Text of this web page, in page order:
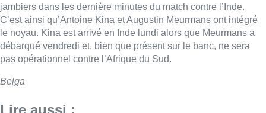
jambiers dans les dernière minutes du match contre l’Inde.
C’est ainsi qu’Antoine Kina et Augustin Meurmans ont intégré
le noyau. Kina est arrivé en Inde lundi alors que Meurmans a
débarqué vendredi et, bien que présent sur le banc, ne sera
pas opérationnel contre l’Afrique du Sud.
Belga
Lire aussi :